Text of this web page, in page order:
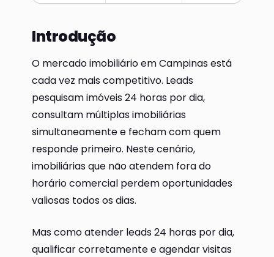
Introdução
O mercado imobiliário em Campinas está
cada vez mais competitivo. Leads
pesquisam imóveis 24 horas por dia,
consultam múltiplas imobiliárias
simultaneamente e fecham com quem
responde primeiro. Neste cenário,
imobiliárias que não atendem fora do
horário comercial perdem oportunidades
valiosas todos os dias.
Mas como atender leads 24 horas por dia,
qualificar corretamente e agendar visitas